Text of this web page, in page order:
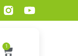
1